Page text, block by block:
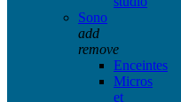
Sono
add
remove
Enceintes
Micros
et